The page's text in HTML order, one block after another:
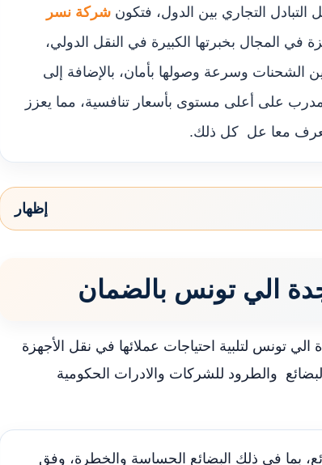
التجاري بين الدول، فتكون شركة نسر
في المجال بخبرتها الكبيرة في النقل الدولي،
الشحنات وسرعة وصولها بأمان، بالإضافة إلى
على أعلى مستوى بأسعار تنافسية، مما يعزز
معا عل كل ذلك.
إظهار
الي تونس بالضمان
تونس لتلبية احتياجات عملائها في نقل الأجهزة
البضائع والطرود للشركات والادرات الحكومية
بما في ذلك البضائع الحساسة والخطرة، وفق